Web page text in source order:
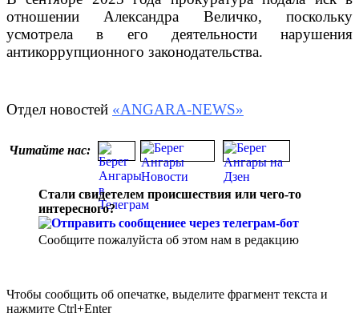
отношении Александра Величко, поскольку
усмотрела в его деятельности нарушения
антикоррупционного законодательства.
Отдел новостей «ANGARA-NEWS»
Читайте нас:
Стали свидетелем происшествия или чего-то
интересного?
Сообщите пожалуйста об этом нам в редакцию
Чтобы сообщить об опечатке, выделите фрагмент текста и
нажмите Ctrl+Enter